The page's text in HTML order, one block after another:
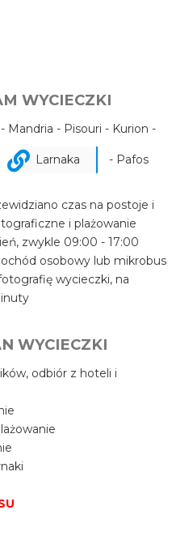
WYCIECZKI
Mandria - Pisouri - Kurion -
Larnaka
- Pafos
czas na postoje i
i plażowanie
zwykle 09:00 - 17:00
osobowy lub mikrobus
wycieczki, na
WYCIECZKI
odbiór z hoteli i